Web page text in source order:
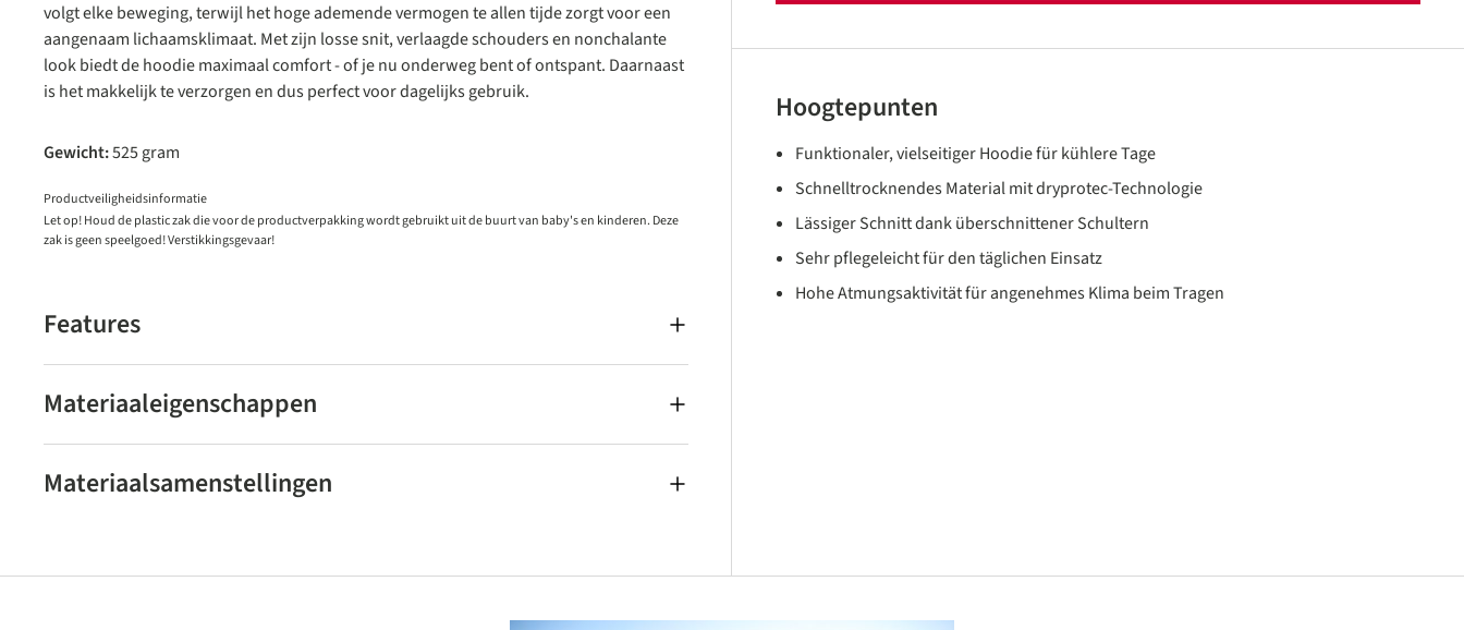
volgt elke beweging, terwijl het hoge ademende vermogen te allen tijde zorgt voor een
aangenaam lichaamsklimaat. Met zijn losse snit, verlaagde schouders en nonchalante
look biedt de hoodie maximaal comfort - of je nu onderweg bent of ontspant. Daarnaast
is het makkelijk te verzorgen en dus perfect voor dagelijks gebruik.
Gewicht:525 gram
Productveiligheidsinformatie
Let op! Houd de plastic zak die voor de productverpakking wordt gebruikt uit de buurt van baby's en kinderen. Deze
zak is geen speelgoed! Verstikkingsgevaar!
Features
Materiaaleigenschappen
Materiaalsamenstellingen
Hoogtepunten
Funktionaler, vielseitiger Hoodie für kühlere Tage
Schnelltrocknendes Material mit dryprotec-Technologie
Lässiger Schnitt dank überschnittener Schultern
Sehr pflegeleicht für den täglichen Einsatz
Hohe Atmungsaktivität für angenehmes Klima beim Tragen